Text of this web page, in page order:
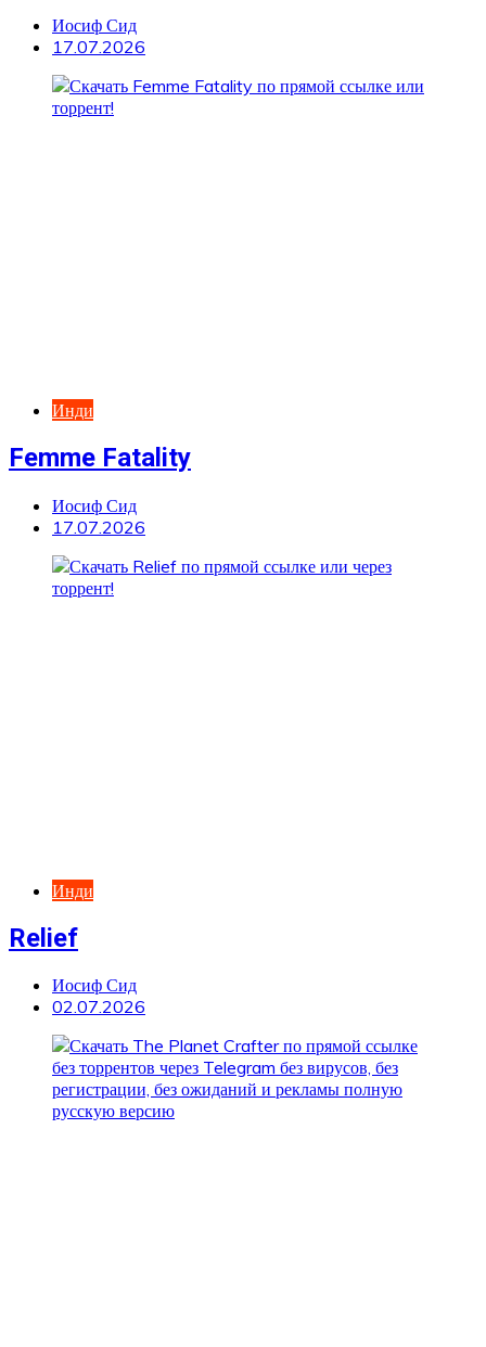
Иосиф Сид
17.07.2026
Инди
Femme Fatality
Иосиф Сид
17.07.2026
Инди
Relief
Иосиф Сид
02.07.2026